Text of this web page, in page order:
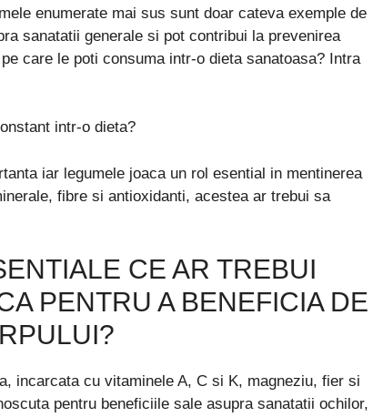
enumerate mai sus sunt doar cateva exemple de
sanatatii generale si pot contribui la prevenirea
care le poti consuma intr-o dieta sanatoasa? Intra
intr-o dieta?
iar legumele joaca un rol esential in mentinerea
fibre si antioxidanti, acestea ar trebui sa
CE AR TREBUI
PENTRU A BENEFICIA DE
incarcata cu vitaminele A, C si K, magneziu, fier si
pentru beneficiile sale asupra sanatatii ochilor,